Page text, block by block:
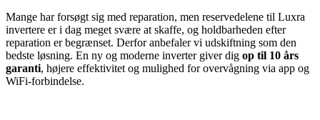
Mange har forsøgt sig med reparation, men reservedelene til Luxra
invertere er i dag meget svære at skaffe, og holdbarheden efter
reparation er begrænset. Derfor anbefaler vi udskiftning som den
bedste løsning. En ny og moderne inverter giver dig op til 10 års
garanti, højere effektivitet og mulighed for overvågning via app og
WiFi-forbindelse.